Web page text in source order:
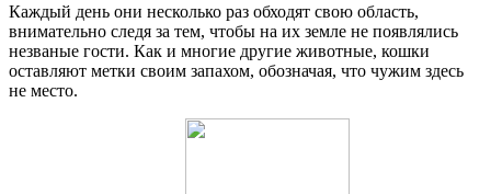
Каждый день они несколько раз обходят свою область,
внимательно следя за тем, чтобы на их земле не появлялись
незваные гости. Как и многие другие животные, кошки
оставляют метки своим запахом, обозначая, что чужим здесь
не место.